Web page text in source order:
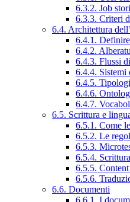
6.3.2. Job
6.3.3. Criteri
6.4. Architettura
6.4.1.
6.4.2.
6.4.3. Flussi
6.4.4. Sistemi
6.4.5.
6.4.6.
6.4.7.
6.5. Scrittura e
6.5.1. Come
6.5.2. Le
6.5.3.
6.5.4.
6.5.5.
6.5.6.
6.6. Documenti
6.6.1. I